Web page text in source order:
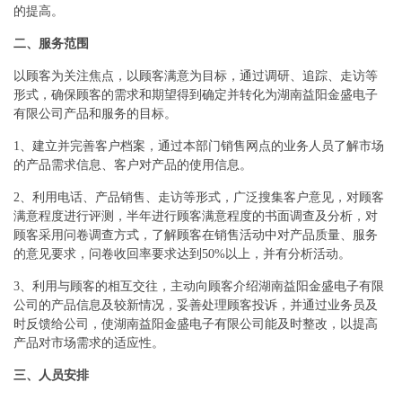
的提高。
二、服务范围
以顾客为关注焦点，以顾客满意为目标，通过调研、追踪、走访等
形式，确保顾客的需求和期望得到确定并转化为湖南益阳金盛电子
有限公司产品和服务的目标。
1、建立并完善客户档案，通过本部门销售网点的业务人员了解市场
的产品需求信息、客户对产品的使用信息。
2、利用电话、产品销售、走访等形式，广泛搜集客户意见，对顾客
满意程度进行评测，半年进行顾客满意程度的书面调查及分析，对
顾客采用问卷调查方式，了解顾客在销售活动中对产品质量、服务
的意见要求，问卷收回率要求达到50%以上，并有分析活动。
3、利用与顾客的相互交往，主动向顾客介绍湖南益阳金盛电子有限
公司的产品信息及较新情况，妥善处理顾客投诉，并通过业务员及
时反馈给公司，使湖南益阳金盛电子有限公司能及时整改，以提高
产品对市场需求的适应性。
三、人员安排